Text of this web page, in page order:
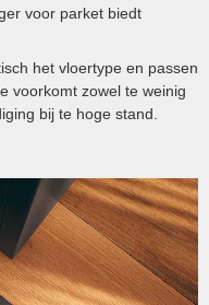
voor parket biedt
het vloertype en passen
voorkomt zowel te weinig
bij te hoge stand.